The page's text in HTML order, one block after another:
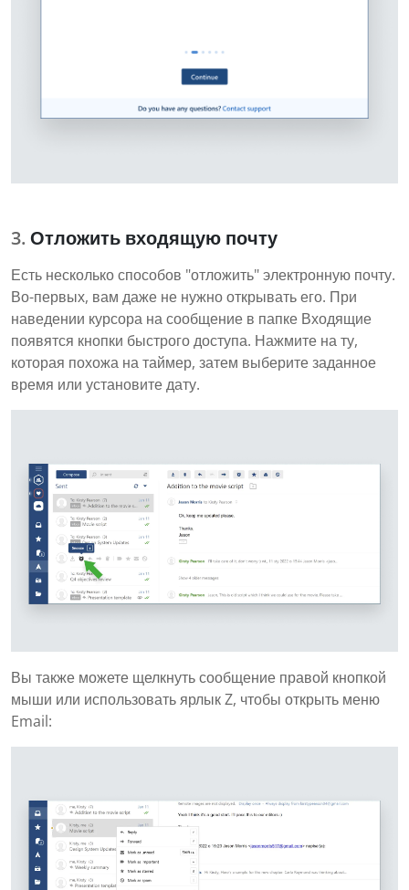
Отложить входящую почту
Есть несколько способов "отложить" электронную почту.
Во-первых, вам даже не нужно открывать его. При
наведении курсора на сообщение в папке Входящие
появятся кнопки быстрого доступа. Нажмите на ту,
которая похожа на таймер, затем выберите заданное
время или установите дату.
Вы также можете щелкнуть сообщение правой кнопкой
мыши или использовать ярлык Z, чтобы открыть меню
Email: